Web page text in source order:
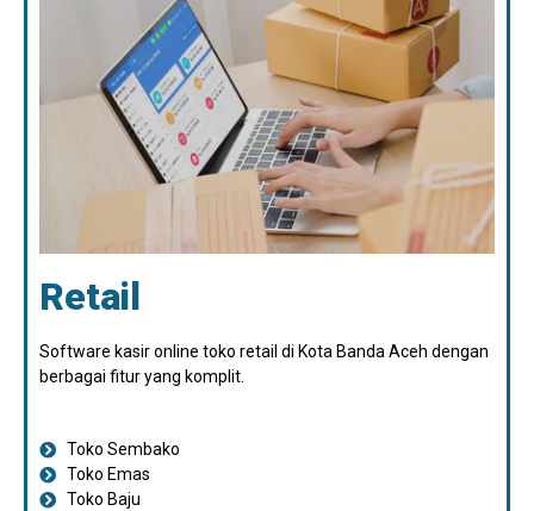
Retail
Software kasir online toko retail di Kota Banda Aceh dengan
berbagai fitur yang komplit.
Toko Sembako
Toko Emas
Toko Baju